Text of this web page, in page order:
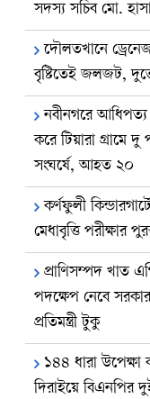
সদস্য সচিব মো.
​দৌলতখানে
বৃষ্টিতেই জলজট,
নবীনগরে আধিপত্য
করে টিয়ারা গ্রামে দু
সংঘর্ষে, আহত ২০
কর্ণফুলী
মেধাবৃত্তি পরীক্ষার
প্রাণিসম্পদ খাত
পদক্ষেপ নেবে
প্রতিমন্ত্রী টুকু
১৪৪ ধারা উপেক্ষা
দিরাইয়ে বিএনপির